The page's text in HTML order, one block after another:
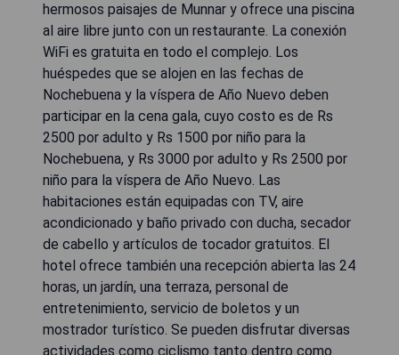
hermosos paisajes de Munnar y ofrece una piscina
al aire libre junto con un restaurante. La conexión
WiFi es gratuita en todo el complejo. Los
huéspedes que se alojen en las fechas de
Nochebuena y la víspera de Año Nuevo deben
participar en la cena gala, cuyo costo es de Rs
2500 por adulto y Rs 1500 por niño para la
Nochebuena, y Rs 3000 por adulto y Rs 2500 por
niño para la víspera de Año Nuevo. Las
habitaciones están equipadas con TV, aire
acondicionado y baño privado con ducha, secador
de cabello y artículos de tocador gratuitos. El
hotel ofrece también una recepción abierta las 24
horas, un jardín, una terraza, personal de
entretenimiento, servicio de boletos y un
mostrador turístico. Se pueden disfrutar diversas
actividades como ciclismo tanto dentro como